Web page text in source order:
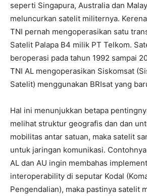
seperti Singapura, Australia dan
meluncurkan satelit militernya.
TNI pernah mengoperasikan satu
Satelit Palapa B4 milik PT Telkom.
beroperasi pada tahun 1992 sampai
TNI AL mengoperasikan Siskomsat
Satelit) menggunakan BRIsat yang
Hal ini menunjukkan betapa
melihat struktur geografis dan dan
mobilitas antar satuan, maka satelit
untuk jaringan komunikasi.
AL dan AU ingin membahas
interoperability di seputar Kodal
Pengendalian), maka pastinya satelit